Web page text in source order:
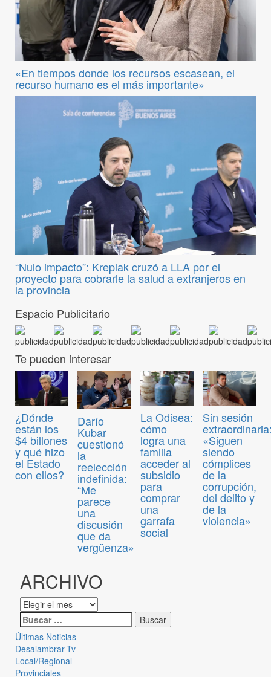
«En tiempos donde los recursos escasean, el
recurso humano es el más importante»
“Nulo impacto”: Kreplak cruzó a LLA por el
proyecto para cobrarle la salud a extranjeros en
la provincia
Espacio Publicitario
Te pueden interesar
¿Dónde
están los
$4 billones
y qué hizo
el Estado
con ellos?
Darío
Kubar
cuestionó
la
reelección
indefinida:
“Me
parece
una
discusión
que da
vergüenza»
La Odisea:
cómo
logra una
familia
acceder al
subsidio
para
comprar
una
garrafa
social
Sin sesión
«Siguen
siendo
cómplices
de la
corrupción,
del delito y
de la
violencia»
ARCHIVO
Últimas Noticias
Desalambrar-Tv
Local/Regional
Provinciales